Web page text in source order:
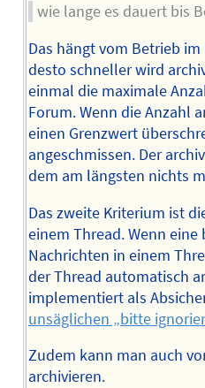
wie lange es dauert bis
Das hängt vom Betrieb
desto schneller wird
einmal die maximale
Forum. Wenn die Anzahl
einen Grenzwert
angeschmissen. Der
dem am längsten nichts
Das zweite Kriterium ist
einem Thread. Wenn
Nachrichten in einem
der Thread automatisch
implementiert als
unsäglichen „bitte
Zudem kann man auch
archivieren.